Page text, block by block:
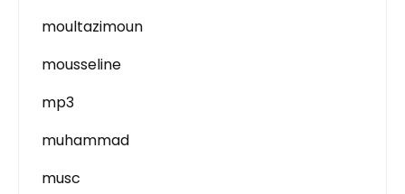
moultazimoun
mousseline
mp3
muhammad
musc